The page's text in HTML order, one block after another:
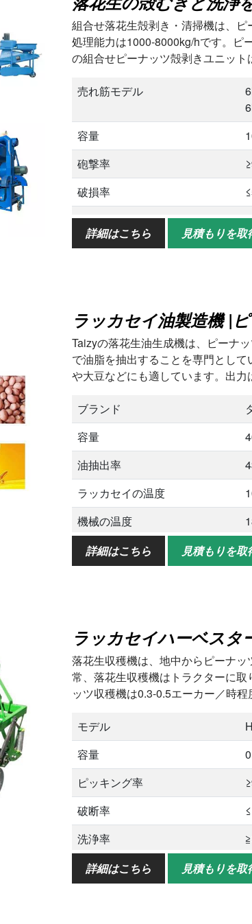
組合せ落花生殻剥き・清掃機は、ピ
処理能力は1000-8000kg/hです。ピ
の組合せピーナッツ殻剥きユニッ
売れ筋モデル
容量
砲撃率
破損率
損失率
湿度
詳細はこちら 見積もりを取
ラッカセイ油製造機 |
Taizyの落花生油生成機は、ピーナ
で油脂を抽出することを専門とし
や大豆などにも適しています。出
ブランド
容量
油抽出率
ラッカセイの温度
機械の温度
オイルの抽出方法
詳細はこちら 見積もりを取
ラッカセイハーベスタ
落花生収穫機は、地中からピーナ
常、落花生収穫機はトラクターに
ッツ収穫機は0.3-0.5エーカー／時
モデル
容量
ピッキング率
破断率
洗浄率
重さ
詳細はこちら 見積もりを取